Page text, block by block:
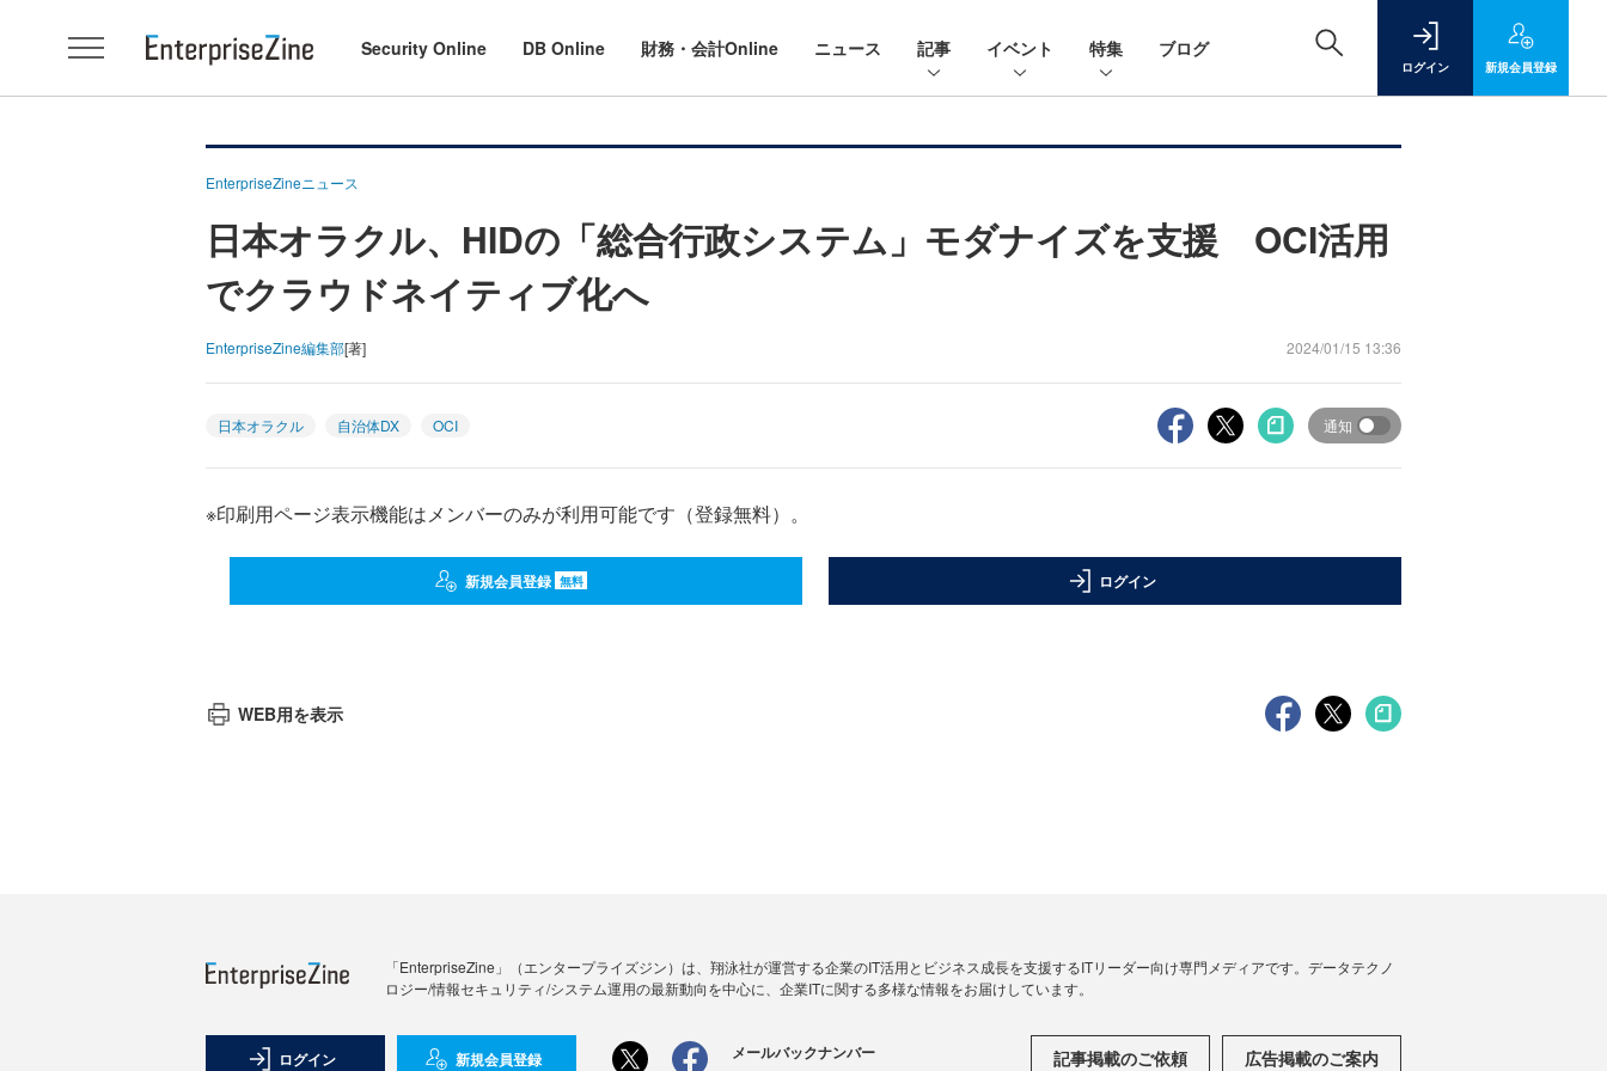
Security Online DB Online 財務・会計Online ニュース 記事 イベント 特集 ブログ
ログイン 新規会員登録
EnterpriseZineニュース
日本オラクル、HIDの「総合行政システム」モダナイズを支援 OCI活用
でクラウドネイティブ化へ
EnterpriseZine編集部[著] 2024/01/15 13:36
日本オラクル 自治体DX OCI 通知
※印刷用ページ表示機能はメンバーのみが利用可能です（登録無料）。
新規会員登録 無料 ログイン
WEB用を表示
「EnterpriseZine」（エンタープライズジン）は、翔泳社が運営する企業のIT活用とビジネス成長を支援するITリーダー向け専門メディアです。データテクノ
ロジー/情報セキュリティ/システム運用の最新動向を中心に、企業ITに関する多様な情報をお届けしています。
ログイン 新規会員登録 メールバックナンバー 記事掲載のご依頼 広告掲載のご案内